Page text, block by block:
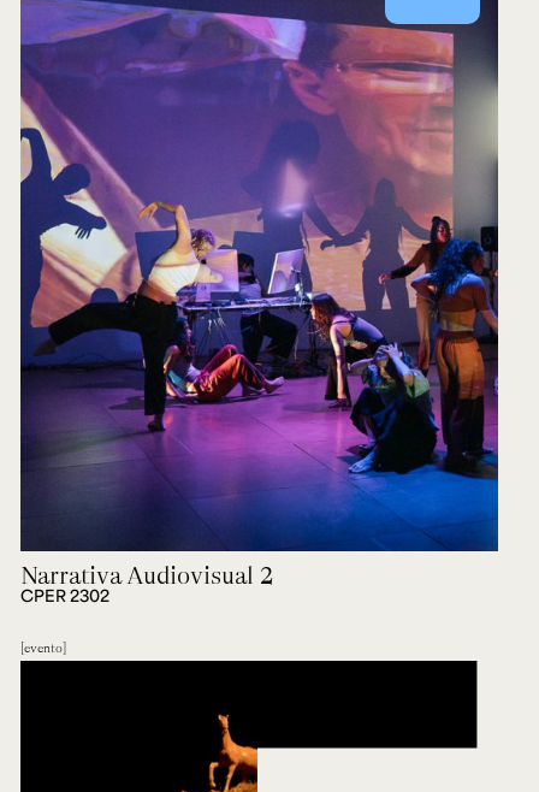
Narrativa Audiovisual 2
CPER 2302
evento